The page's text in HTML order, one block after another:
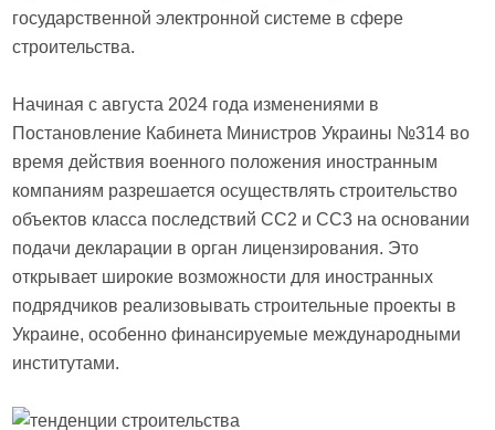
государственной электронной системе в сфере
строительства.
Начиная с августа 2024 года изменениями в
Постановление Кабинета Министров Украины №314 во
время действия военного положения иностранным
компаниям разрешается осуществлять строительство
объектов класса последствий СС2 и СС3 на основании
подачи декларации в орган лицензирования. Это
открывает широкие возможности для иностранных
подрядчиков реализовывать строительные проекты в
Украине, особенно финансируемые международными
институтами.